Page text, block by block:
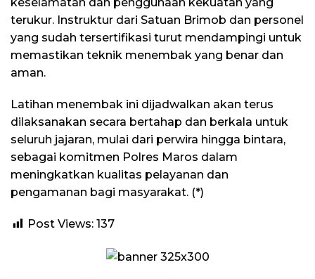
keselamatan dan penggunaan kekuatan yang
terukur. Instruktur dari Satuan Brimob dan personel
yang sudah tersertifikasi turut mendampingi untuk
memastikan teknik menembak yang benar dan
aman.
​Latihan menembak ini dijadwalkan akan terus
dilaksanakan secara bertahap dan berkala untuk
seluruh jajaran, mulai dari perwira hingga bintara,
sebagai komitmen Polres Maros dalam
meningkatkan kualitas pelayanan dan
pengamanan bagi masyarakat. (*)
Post Views: 137